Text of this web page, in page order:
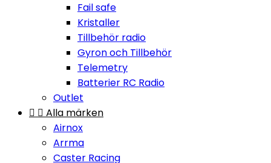
Fail safe
Kristaller
Tillbehör radio
Gyron och Tillbehör
Telemetry
Batterier RC Radio
Outlet
  Alla märken
Airnox
Arrma
Caster Racing